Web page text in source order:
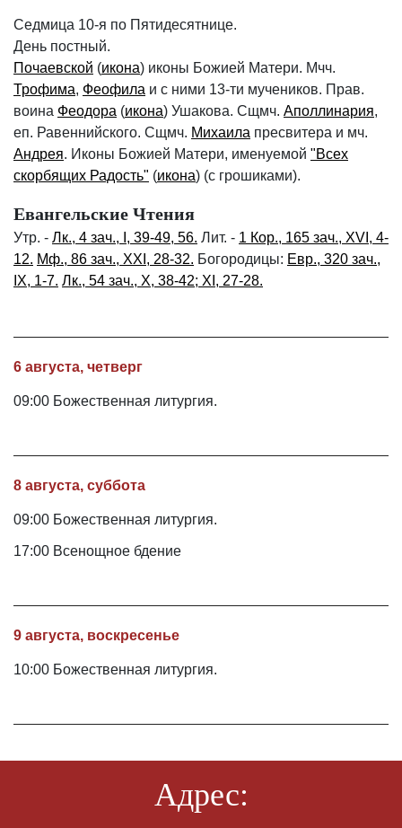
Седмица 10-я по Пятидесятнице.
День постный.
Почаевской (икона) иконы Божией Матери. Мчч.
Трофима, Феофила и с ними 13-ти мучеников. Прав.
воина Феодора (икона) Ушакова. Сщмч. Аполлинария,
еп. Равеннийского. Сщмч. Михаила пресвитера и мч.
Андрея. Иконы Божией Матери, именуемой "Всех
скорбящих Радость" (икона) (с грошиками).
Евангельские Чтения
Утр. - Лк., 4 зач., I, 39-49, 56. Лит. - 1 Кор., 165 зач., XVI, 4-
12. Мф., 86 зач., XXI, 28-32. Богородицы: Евр., 320 зач.,
IX, 1-7. Лк., 54 зач., X, 38-42; XI, 27-28.
6 августа, четверг
09:00 Божественная литургия.
8 августа, суббота
09:00 Божественная литургия.
17:00 Всенощное бдение
9 августа, воскресенье
10:00 Божественная литургия.
Адрес: